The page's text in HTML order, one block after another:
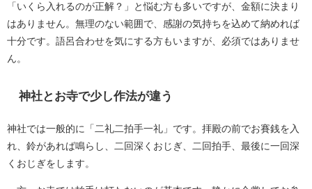
「いくら入れるのが正解？」と悩む方も多いですが、金額に決まり
はありません。無理のない範囲で、感謝の気持ちを込めて納めれば
十分です。語呂合わせを気にする方もいますが、必須ではありませ
ん。
神社とお寺で少し作法が違う
神社では一般的に「二礼二拍手一礼」です。拝殿の前でお賽銭を入
れ、鈴があれば鳴らし、二回深くおじぎ、二回拍手、最後に一回深
くおじぎをします。